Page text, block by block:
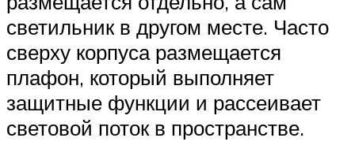
светильник в другом месте. Часто
сверху корпуса размещается
плафон, который выполняет
защитные функции и рассеивает
световой поток в пространстве.